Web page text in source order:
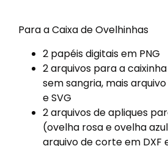
Para a Caixa de Ovelhinhas
2 papéis digitais em PNG
2 arquivos para a
sem sangria, mais
e SVG
2 arquivos de apliques
(ovelha rosa e ovelha
arquivo de corte em DXF